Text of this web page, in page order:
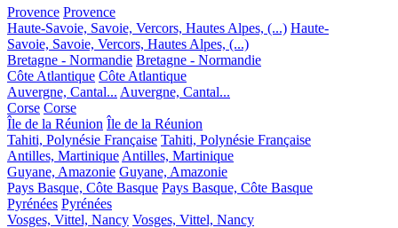
Provence Provence
Haute-Savoie, Savoie, Vercors, Hautes Alpes, (...) Haute-
Savoie, Savoie, Vercors, Hautes Alpes, (...)
Bretagne - Normandie Bretagne - Normandie
Côte Atlantique Côte Atlantique
Auvergne, Cantal... Auvergne, Cantal...
Corse Corse
Île de la Réunion Île de la Réunion
Tahiti, Polynésie Française Tahiti, Polynésie Française
Antilles, Martinique Antilles, Martinique
Guyane, Amazonie Guyane, Amazonie
Pays Basque, Côte Basque Pays Basque, Côte Basque
Pyrénées Pyrénées
Vosges, Vittel, Nancy Vosges, Vittel, Nancy